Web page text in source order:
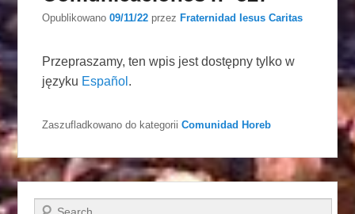
Opublikowano09/11/22 przez Fraternidad Iesus Caritas
Przepraszamy, ten wpis jest dostępny tylko w
języku Español .
Zaszufladkowano do kategorii Comunidad Horeb
Szukaj